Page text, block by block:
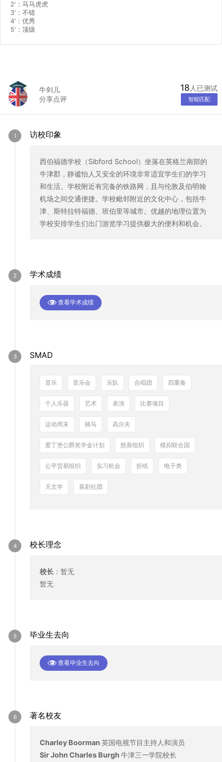
2' ：马马虎虎
3' ：不错
4' ：优秀
5' ：顶级
牛剑儿
分享点评
18 人已测试
智能匹配
访校印象
西伯福德学校（Sibford School）坐落在英格兰南部的
牛津郡，静谧怡人又安全的环境非常适宜学生们的学习
和生活。学校附近有完备的铁路网，且与伦敦及伯明翰
机场之间交通便捷。学校毗邻附近的文化中心，包括牛
津、斯特拉特福德、班伯里等城市。优越的地理位置为
学校安排学生们出门游览学习提供极大的便利和机会。
学术成绩
查看学术成绩
SMAD
音乐 音乐会 乐队 合唱团 四重奏
个人乐器 艺术 表演 比赛项目
运动周末 骑马 高尔夫
爱丁堡公爵奖学金计划 慈善组织 模拟联合国
公平贸易组织 实习机会 折纸 电子类
天文学 喜剧社团
校长理念
校长 ：暂无
暂无
毕业生去向
查看毕业生去向
著名校友
Charley Boorman英国电视节目主持人和演员
Sir John Charles Burgh牛津三一学院校长